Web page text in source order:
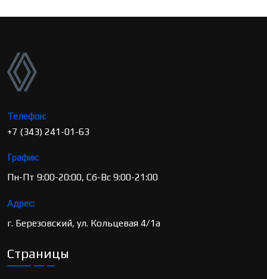
Телефон:
+7 (343) 241-01-63
График:
Пн-Пт 9:00-20:00, Сб-Вс 9:00-21:00
Адрес:
г. Березовский, ул. Кольцевая 4/1а
Страницы